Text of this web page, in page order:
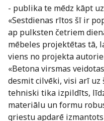
- publika te mēdz kāpt
«Sestdienas rītos šī ir
ap pulksten četriem
mēbeles projektētas tā,
viens no projekta
«Betona virsmas
desmit cilvēki, visi arī uz
tehniski tika izpildīts,
materiālu un formu
griestu apdarē